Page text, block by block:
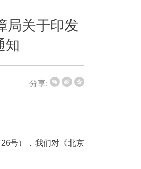
局关于印发
知
分享:
号），我们对《北京